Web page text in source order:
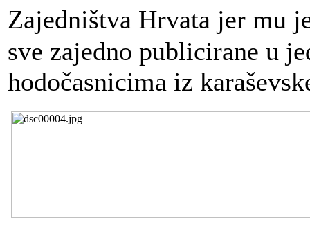
Zajedništva Hrvata jer mu
sve zajedno publicirane u
hodočasnicima iz